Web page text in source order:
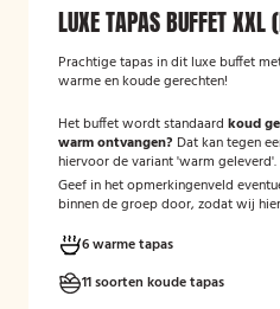
LUXE TAPAS BUFFET XXL
Prachtige tapas in dit luxe buffet
warme en koude gerechten!
Het buffet wordt standaard koud
warm ontvangen? Dat kan tegen
hiervoor de variant 'warm geleverd'.
Geef in het opmerkingenveld
binnen de groep door, zodat wij
6 warme tapas
11 soorten koude tapas